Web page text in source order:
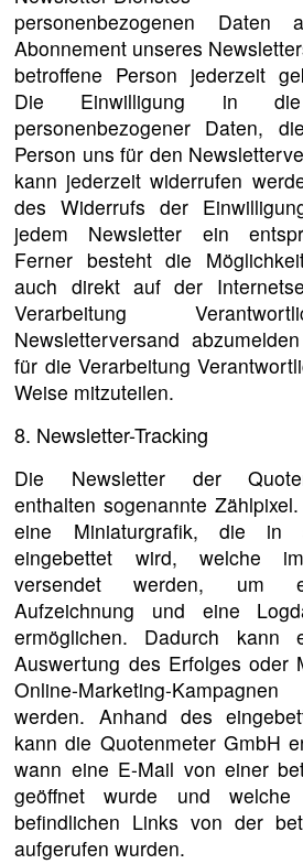
personenbezogenen
Abonnement unseres
betroffene Person jederzeit
Die Einwilligung in die
personenbezogener Daten,
Person uns für den
kann jederzeit widerrufen
des Widerrufs der
jedem Newsletter ein
Ferner besteht die
auch direkt auf der
Verarbeitung
Newsletterversand
für die Verarbeitung
Weise mitzuteilen.
8. Newsletter-Tracking
Die Newsletter der
enthalten sogenannte
eine Miniaturgrafik, die in
eingebettet wird, welche
versendet werden, um
Aufzeichnung und eine
ermöglichen. Dadurch kann
Auswertung des Erfolges oder
Online-Marketing-
werden. Anhand des
kann die Quotenmeter GmbH
wann eine E-Mail von einer
geöffnet wurde und
befindlichen Links von der
aufgerufen wurden.